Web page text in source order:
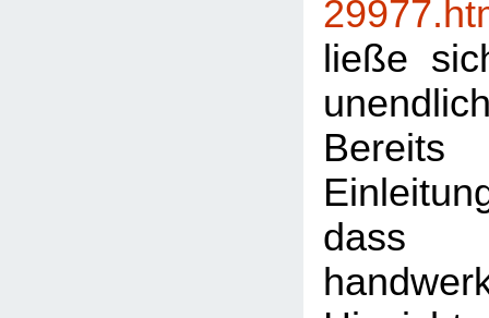
ließe
dass